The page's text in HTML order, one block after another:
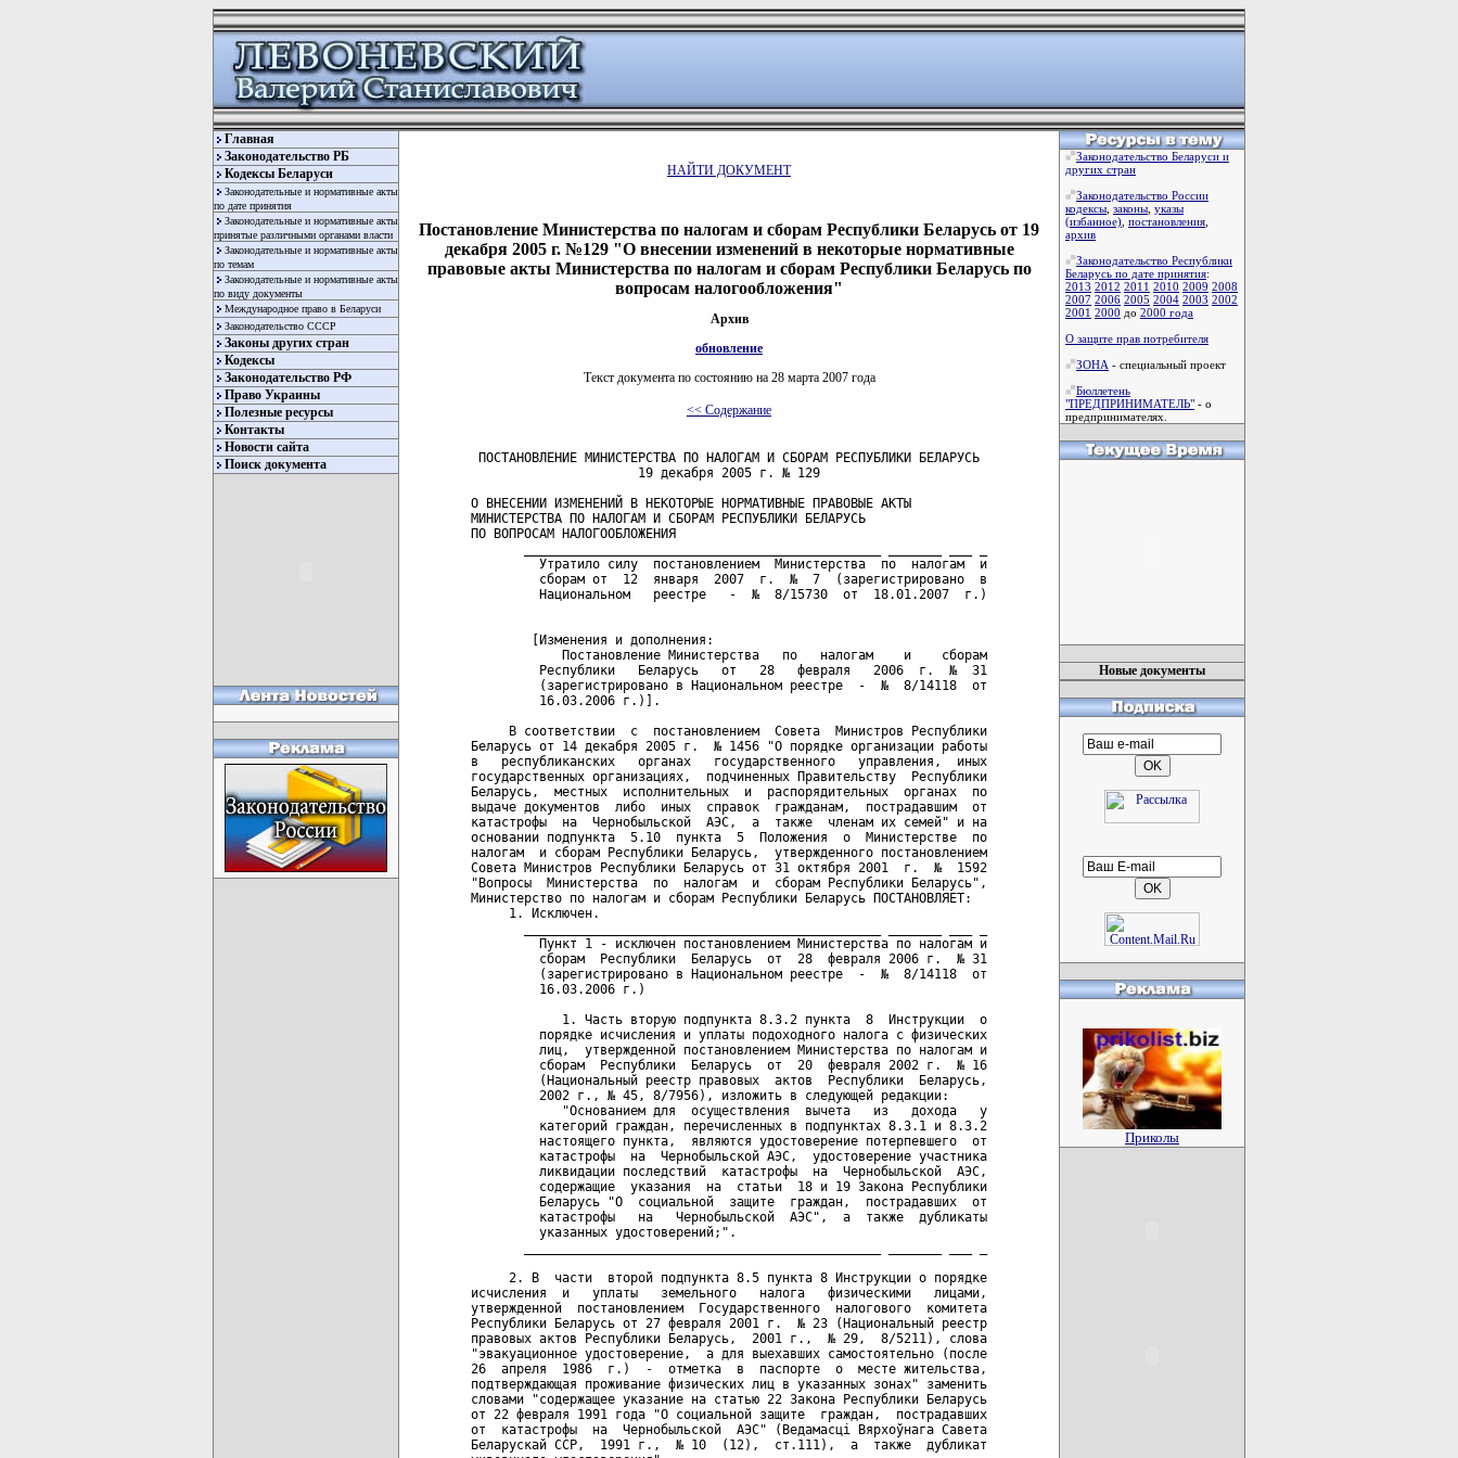
Главная
Законодательство РБ
Кодексы Беларуси
Законодательные и нормативные акты
по дате принятия
Законодательные и нормативные акты
принятые различными органами власти
Законодательные и нормативные акты
по темам
Законодательные и нормативные акты
по виду документы
Международное право в Беларуси
Законодательство СССР
Законы других стран
Кодексы
Законодательство РФ
Право Украины
Полезные ресурсы
Контакты
Новости сайта
Поиск документа
НАЙТИ ДОКУМЕНТ
Постановление Министерства по налогам и сборам Республики Беларусь от 19
декабря 2005 г. №129 "О внесении изменений в некоторые нормативные
правовые акты Министерства по налогам и сборам Республики Беларусь по
вопросам налогообложения"
Архив
обновление
Текст документа по состоянию на 28 марта 2007 года
<< Содержание
ПОСТАНОВЛЕНИЕ МИНИСТЕРСТВА ПО НАЛОГАМ И СБОРАМ РЕСПУБЛИКИ БЕЛАРУСЬ
                      19 декабря 2005 г. № 129
О ВНЕСЕНИИ ИЗМЕНЕНИЙ В НЕКОТОРЫЕ НОРМАТИВНЫЕ ПРАВОВЫЕ АКТЫ
МИНИСТЕРСТВА ПО НАЛОГАМ И СБОРАМ РЕСПУБЛИКИ БЕЛАРУСЬ
ПО ВОПРОСАМ НАЛОГООБЛОЖЕНИЯ
         Утратило силу  постановлением  Министерства  по  налогам  и
         сборам от  12  января  2007  г.  №  7  (зарегистрировано  в
         Национальном   реестре   -  №  8/15730  от  18.01.2007  г.)
        [Изменения и дополнения:
            Постановление Министерства   по   налогам    и    сборам
         Республики   Беларусь   от   28   февраля   2006  г.  №  31
         (зарегистрировано в Национальном реестре  -  №  8/14118  от
         16.03.2006 г.)].
     В соответствии  с  постановлением  Совета  Министров Республики
Беларусь от 14 декабря 2005 г.  № 1456 "О порядке организации работы
в   республиканских   органах   государственного   управления,  иных
государственных организациях,  подчиненных Правительству  Республики
Беларусь,  местных  исполнительных  и  распорядительных  органах  по
выдаче документов  либо  иных  справок  гражданам,  пострадавшим  от
катастрофы  на  Чернобыльской  АЭС,  а  также  членам их семей" и на
основании подпункта  5.10  пункта  5  Положения  о  Министерстве  по
налогам  и сборам Республики Беларусь,  утвержденного постановлением
Совета Министров Республики Беларусь от 31 октября 2001  г.  №  1592
"Вопросы  Министерства  по  налогам  и  сборам Республики Беларусь",
Министерство по налогам и сборам Республики Беларусь ПОСТАНОВЛЯЕТ:
     1. Исключен.
         Пункт 1 - исключен постановлением Министерства по налогам и
         сборам  Республики  Беларусь  от  28  февраля 2006 г.  № 31
         (зарегистрировано в Национальном реестре  -  №  8/14118  от
         16.03.2006 г.)
            1. Часть вторую подпункта 8.3.2 пункта  8  Инструкции  о
         порядке исчисления и уплаты подоходного налога с физических
         лиц,  утвержденной постановлением Министерства по налогам и
         сборам  Республики  Беларусь  от  20  февраля 2002 г.  № 16
         (Национальный реестр правовых  актов  Республики  Беларусь,
         2002 г., № 45, 8/7956), изложить в следующей редакции:
            "Основанием для  осуществления  вычета   из   дохода   у
         категорий граждан, перечисленных в подпунктах 8.3.1 и 8.3.2
         настоящего пункта,  являются удостоверение потерпевшего  от
         катастрофы  на  Чернобыльской АЭС,  удостоверение участника
         ликвидации последствий  катастрофы  на  Чернобыльской  АЭС,
         содержащие  указания  на  статьи  18 и 19 Закона Республики
         Беларусь "О  социальной  защите  граждан,  пострадавших  от
         катастрофы   на   Чернобыльской  АЭС",  а  также  дубликаты
         указанных удостоверений;".
     2. В  части  второй подпункта 8.5 пункта 8 Инструкции о порядке
исчисления  и   уплаты   земельного   налога   физическими   лицами,
утвержденной  постановлением  Государственного  налогового  комитета
Республики Беларусь от 27 февраля 2001 г.  № 23 (Национальный реестр
правовых актов Республики Беларусь,  2001 г.,  № 29,  8/5211), слова
"эвакуационное удостоверение,  а для выехавших самостоятельно (после
26  апреля  1986  г.)  -  отметка  в  паспорте  о  месте жительства,
подтверждающая проживание физических лиц в указанных зонах" заменить
словами "содержащее указание на статью 22 Закона Республики Беларусь
от 22 февраля 1991 года "О социальной защите  граждан,  пострадавших
от  катастрофы  на  Чернобыльской  АЭС" (Ведамасцi Вярхоўнага Савета
Беларускай ССР,  1991 г.,  № 10  (12),  ст.111),  а  также  дубликат
Законодательство Беларуси и
других стран
Законодательство России
кодексы законы указы
(избанное) постановления
архив
Законодательство Республики
Беларусь по дате принятия:
2013 2012 2011 2010 2009 2008
2007 2006 2005 2004 2003 2002
2001 2000 до 2000 года
О защите прав потребителя
ЗОНА - специальный проект
Бюллетень
"ПРЕДПРИНИМАТЕЛЬ" - о
предпринимателях.
Новые документы
Приколы